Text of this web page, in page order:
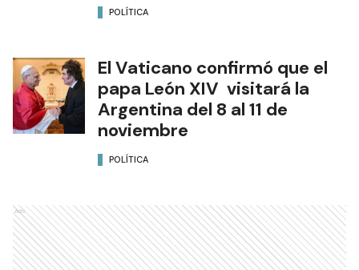
POLÍTICA
El Vaticano confirmó que el
papa León XIV visitará la
Argentina del 8 al 11 de
noviembre
POLÍTICA
Ads